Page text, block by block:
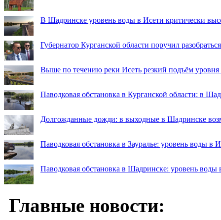
В Шадринске уровень воды в Исети критически
Губернатор Курганской области поручил
Выше по течению реки Исеть резкий подъём
Паводковая обстановка в Курганской области: в
Долгожданные дожди: в выходные в Шадринске
Паводковая обстановка в Зауралье: уровень воды в
Паводковая обстановка в Шадринске: уровень воды
Главные новости: